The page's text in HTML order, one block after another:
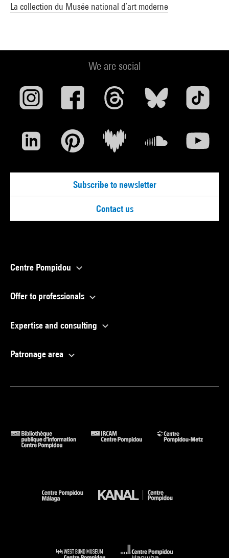
La collection du Musée national d’art moderne
We are social
Subscribe to newsletter
Contact us
Centre Pompidou
Offer to professionals
Expertise and consulting
Patronage area